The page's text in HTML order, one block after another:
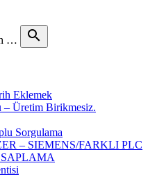
… search
Eklemek
– Üretim Birikmesiz.
Sorgulama
– SIEMENS/FARKLI PLC